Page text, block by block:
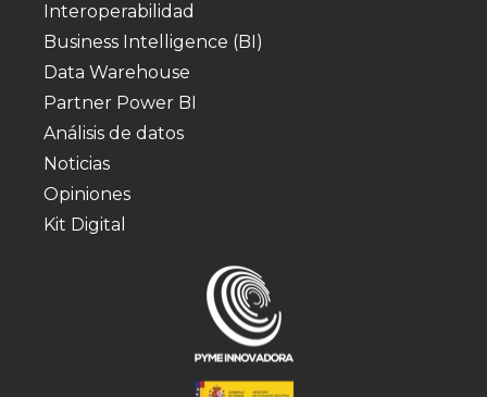
Interoperabilidad
Business Intelligence (BI)
Data Warehouse
Partner Power BI
Análisis de datos
Noticias
Opiniones
Kit Digital